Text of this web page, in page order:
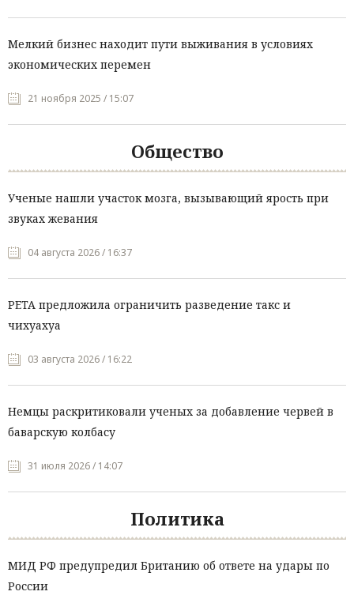
Мелкий бизнес находит пути выживания в условиях
экономических перемен
21 ноября 2025 / 15:07
Общество
Ученые нашли участок мозга, вызывающий ярость при
звуках жевания
04 августа 2026 / 16:37
PETA предложила ограничить разведение такс и
чихуахуа
03 августа 2026 / 16:22
Немцы раскритиковали ученых за добавление червей в
баварскую колбасу
31 июля 2026 / 14:07
Политика
МИД РФ предупредил Британию об ответе на удары по
России